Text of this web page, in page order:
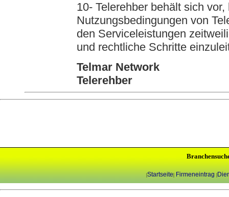
10- Telerehber behält sich
Nutzungsbedingungen von
den Serviceleistungen
und rechtliche Schritte
Telmar Network
Telerehber
|Startseite| Firmeneintrag |